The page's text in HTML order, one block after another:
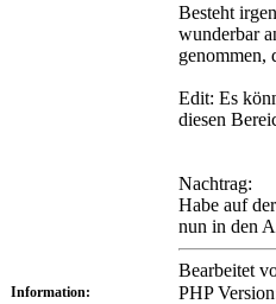
Besteht
wunderbar
genommen,
Edit: Es
diesen
Nachtrag:
Habe auf
nun in den
Bearbeitet
Information: PHP